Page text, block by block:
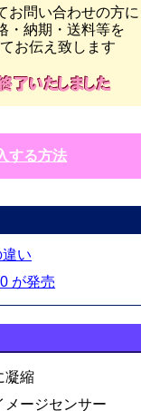
お問い合わせの方に
・納期・送料等を
お伝え致します
する方法
い
が発売
凝縮
メージセンサー